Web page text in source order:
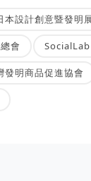
本設計創意暨發明
會 SocialLab
發明商品促進協會